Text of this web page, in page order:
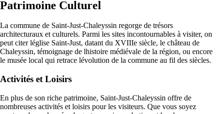
Patrimoine Culturel
La commune de Saint-Just-Chaleyssin regorge de trésors
architecturaux et culturels. Parmi les sites incontournables à visiter, on
peut citer léglise Saint-Just, datant du XVIIIe siècle, le château de
Chaleyssin, témoignage de lhistoire médiévale de la région, ou encore
le musée local qui retrace lévolution de la commune au fil des siècles.
Activités et Loisirs
En plus de son riche patrimoine, Saint-Just-Chaleyssin offre de
nombreuses activités et loisirs pour les visiteurs. Que vous soyez